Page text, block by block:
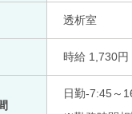
透析室
時給 1,730円
日勤-7:45～